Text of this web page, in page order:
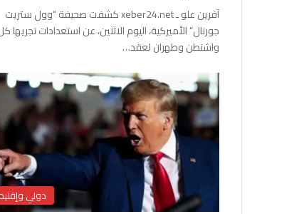
آفرين علو ـ xeber24.net كشفت صحيفة “وول ستريت
جورنال” الأميركية، اليوم الاثنين، عن استعدادات تجريها
واشنطن وطهران لعقد…
دولي